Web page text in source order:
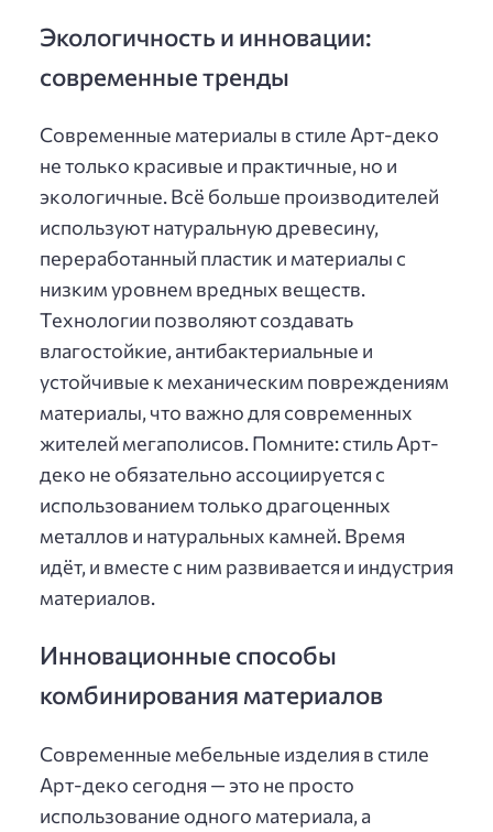
Экологичность и инновации:
современные тренды
Современные материалы в стиле Арт-деко
не только красивые и практичные, но и
экологичные. Всё больше производителей
используют натуральную древесину,
переработанный пластик и материалы с
низким уровнем вредных веществ.
Технологии позволяют создавать
влагостойкие, антибактериальные и
устойчивые к механическим повреждениям
материалы, что важно для современных
жителей мегаполисов. Помните: стиль Арт-
деко не обязательно ассоциируется с
использованием только драгоценных
металлов и натуральных камней. Время
идёт, и вместе с ним развивается и индустрия
материалов.
Инновационные способы
комбинирования материалов
Современные мебельные изделия в стиле
Арт-деко сегодня — это не просто
использование одного материала, а